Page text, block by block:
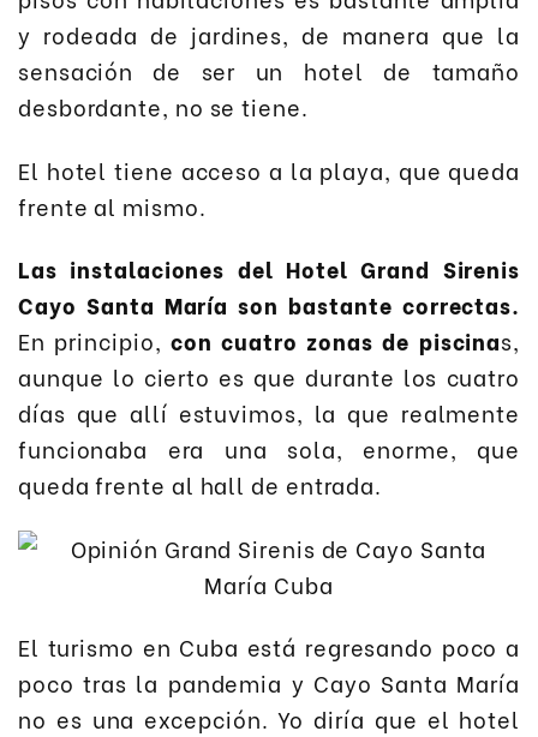
y rodeada de jardines, de manera que la
sensación de ser un hotel de tamaño
desbordante, no se tiene.
El hotel tiene acceso a la playa, que queda
frente al mismo.
Las instalaciones del Hotel Grand Sirenis
Cayo Santa María son bastante correctas.
En principio,con cuatro zonas de piscinas,
aunque lo cierto es que durante los cuatro
días que allí estuvimos, la que realmente
funcionaba era una sola, enorme, que
queda frente al hall de entrada.
El turismo en Cuba está regresando poco a
poco tras la pandemia y Cayo Santa María
no es una excepción. Yo diría que el hotel